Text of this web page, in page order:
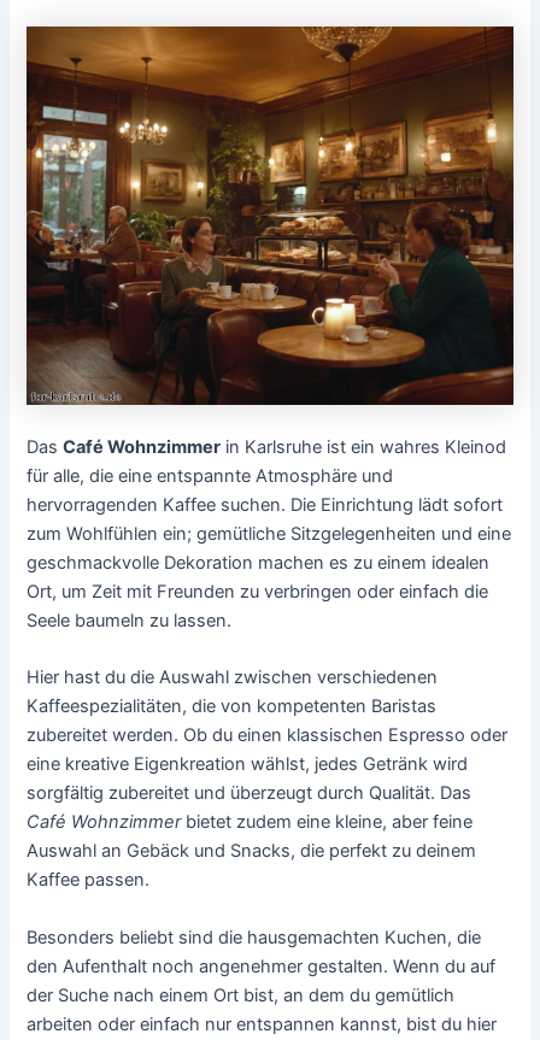
DasCafé Wohnzimmer in Karlsruhe ist ein wahres Kleinod
für alle, die eine entspannte Atmosphäre und
hervorragenden Kaffee suchen. Die Einrichtung lädt sofort
zum Wohlfühlen ein; gemütliche Sitzgelegenheiten und eine
geschmackvolle Dekoration machen es zu einem idealen
Ort, um Zeit mit Freunden zu verbringen oder einfach die
Seele baumeln zu lassen.
Hier hast du die Auswahl zwischen verschiedenen
Kaffeespezialitäten, die von kompetenten Baristas
zubereitet werden. Ob du einen klassischen Espresso oder
eine kreative Eigenkreation wählst, jedes Getränk wird
sorgfältig zubereitet und überzeugt durch Qualität. Das
Café Wohnzimmerbietet zudem eine kleine, aber feine
Auswahl an Gebäck und Snacks, die perfekt zu deinem
Kaffee passen.
Besonders beliebt sind die hausgemachten Kuchen, die
den Aufenthalt noch angenehmer gestalten. Wenn du auf
der Suche nach einem Ort bist, an dem du gemütlich
arbeiten oder einfach nur entspannen kannst, bist du hier